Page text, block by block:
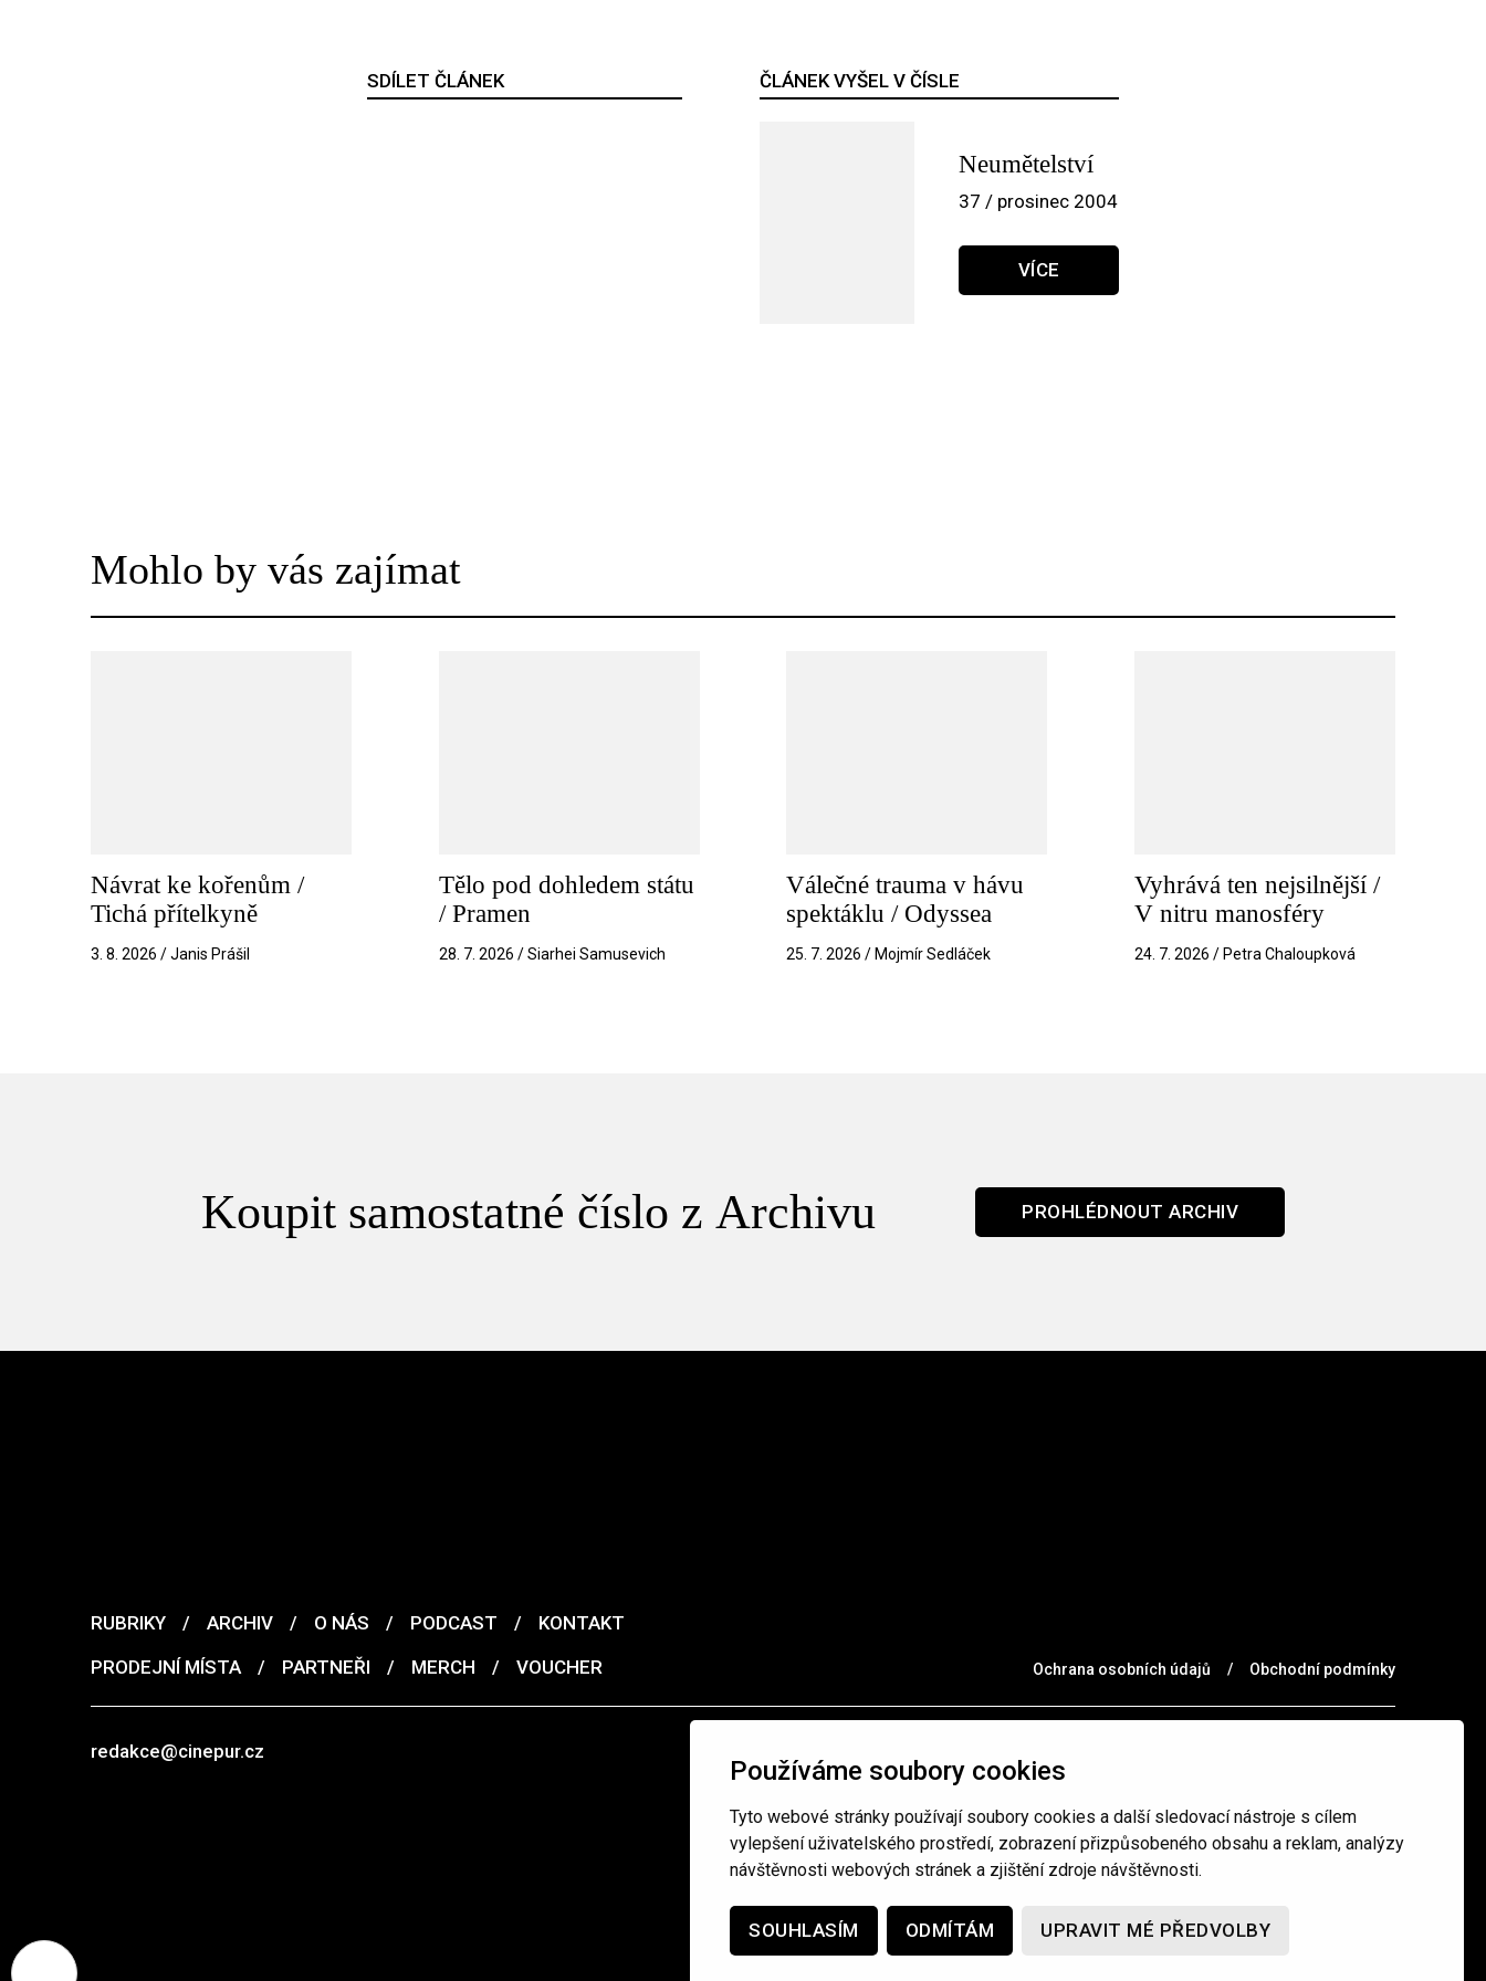
Používáme soubory cookies
Tyto webové stránky používají soubory cookies a další sledovací nástroje s cílem
vylepšení uživatelského prostředí, zobrazení přizpůsobeného obsahu a reklam, analýzy
návštěvnosti webových stránek a zjištění zdroje návštěvnosti.
SOUHLASÍM ODMÍTÁM UPRAVIT MÉ PŘEDVOLBY
SDÍLET ČLÁNEK ČLÁNEK VYŠEL V ČÍSLE
Neumětelství
37 / prosinec 2004
VÍCE
Mohlo by vás zajímat
Návrat ke kořenům /
Tichá přítelkyně
3. 8. 2026 / Janis Prášil
Tělo pod dohledem státu
/ Pramen
28. 7. 2026 / Siarhei Samusevich
Válečné trauma v hávu
spektáklu / Odyssea
25. 7. 2026 / Mojmír Sedláček
Vyhrává ten nejsilnější /
V nitru manosféry
24. 7. 2026 / Petra Chaloupková
Koupit samostatné číslo z Archivu PROHLÉDNOUT ARCHIV
RUBRIKY / ARCHIV / O NÁS / PODCAST /
KONTAKT
PRODEJNÍ MÍSTA
/ PARTNEŘI / MERCH / VOUCHER Ochrana osobních údajů / Obchodní podmínky
redakce@cinepur.cz